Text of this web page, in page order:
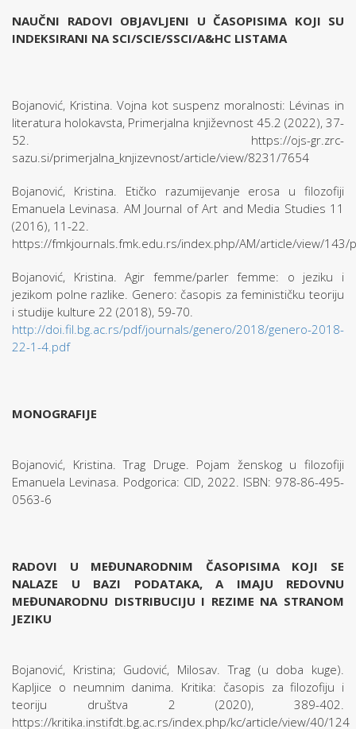
NAUČNI RADOVI OBJAVLJENI U ČASOPISIMA KOJI SU
INDEKSIRANI NA SCI/SCIE/SSCI/A&HC LISTAMA
Bojanović, Kristina. Vojna kot suspenz moralnosti: Lévinas in
literatura holokavsta, Primerjalna književnost 45.2 (2022), 37-
52. https://ojs-gr.zrc-
sazu.si/primerjalna_knjizevnost/article/view/8231/7654
Bojanović, Kristina. Etičko razumijevanje erosa u filozofiji
Emanuela Levinasa. AM Journal of Art and Media Studies 11
(2016), 11-22.
https://fmkjournals.fmk.edu.rs/index.php/AM/article/view/143/
Bojanović, Kristina. Agir femme/parler femme: o jeziku i
jezikom polne razlike. Genero: časopis za feminističku teoriju
i studije kulture 22 (2018), 59-70.
http://doi.fil.bg.ac.rs/pdf/journals/genero/2018/genero-2018-
22-1-4.pdf
MONOGRAFIJE
Bojanović, Kristina. Trag Druge. Pojam ženskog u filozofiji
Emanuela Levinasa. Podgorica: CID, 2022. ISBN: 978-86-495-
0563-6
RADOVI U MEĐUNARODNIM ČASOPISIMA KOJI SE
NALAZE U BAZI PODATAKA, A IMAJU REDOVNU
MEĐUNARODNU DISTRIBUCIJU I REZIME NA STRANOM
JEZIKU
Bojanović, Kristina; Gudović, Milosav. Trag (u doba kuge).
Kapljice o neumnim danima. Kritika: časopis za filozofiju i
teoriju društva 2 (2020), 389-402.
https://kritika.instifdt.bg.ac.rs/index.php/kc/article/view/40/124